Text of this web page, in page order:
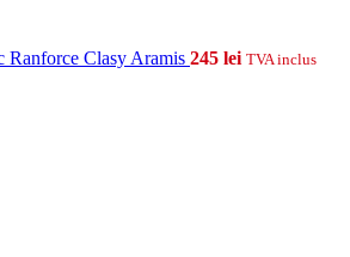
Ranforce Clasy Aramis 245 lei TVA inclus